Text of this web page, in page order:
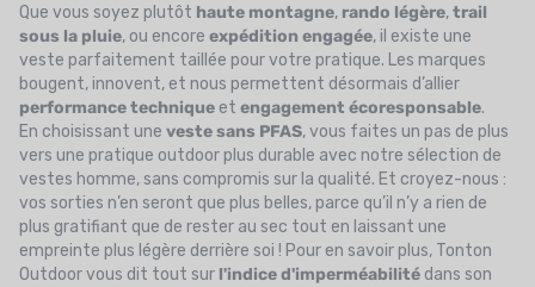
Que vous soyez plutôt haute montagne, rando légère,trail
sous la pluie, ou encore expédition engagée, il existe une
veste parfaitement taillée pour votre pratique. Les marques
bougent, innovent, et nous permettent désormais d’allier
performance technique et engagement écoresponsable.
En choisissant une veste sans PFAS, vous faites un pas de plus
vers une pratique outdoor plus durable avec notre sélection de
vestes homme, sans compromis sur la qualité. Et croyez-nous :
vos sorties n’en seront que plus belles, parce qu’il n’y a rien de
plus gratifiant que de rester au sec tout en laissant une
empreinte plus légère derrière soi ! Pour en savoir plus, Tonton
Outdoor vous dit tout sur l'indice d'imperméabilité dans son